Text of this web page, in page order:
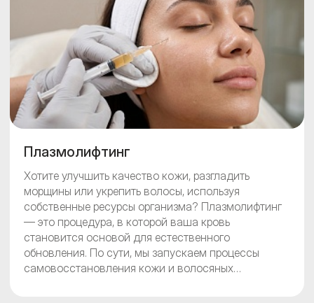
Плазмолифтинг
Хотите улучшить качество кожи, разгладить
морщины или укрепить волосы, используя
собственные ресурсы организма? Плазмолифтинг
— это процедура, в которой ваша кровь
становится основой для естественного
обновления. По сути, мы запускаем процессы
самовосстановления кожи и волосяных